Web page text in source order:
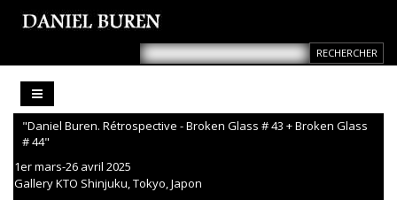
"Daniel Buren. Rétrospective - Broken Glass # 43 + Broken Glass
# 44"
1er mars-26 avril 2025
Gallery KTO Shinjuku, Tokyo, Japon